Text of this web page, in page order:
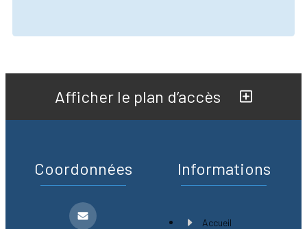
Afficher le plan d’accès
Coordonnées Informations
Accueil